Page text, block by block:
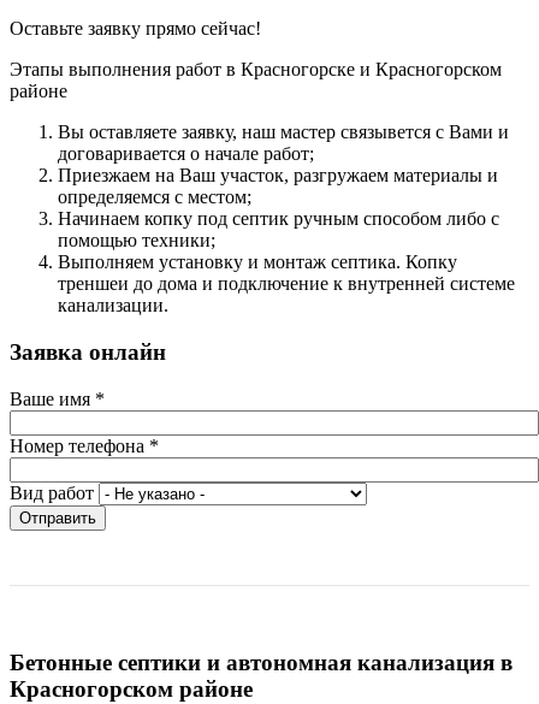
Оставьте заявку прямо сейчас!
Этапы выполнения работ в Красногорске и Красногорском
районе
Вы оcтавляете заявку, наш мастер связывется с Вами и
договаривается о начале работ;
Приезжаем на Ваш участок, разгружаем материалы и
определяемся с местом;
Начинаем копку под септик ручным способом либо с
помощью техники;
Выполняем установку и монтаж септика. Копку
треншеи до дома и подключение к внутренней системе
канализации.
Заявка онлайн
Ваше имя *
Номер телефона *
Вид работ
Отправить
Бетонные септики и автономная канализация в
Красногорском районе